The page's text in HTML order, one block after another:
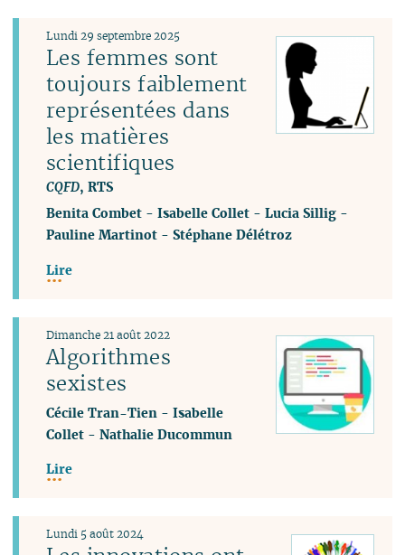
Les femmes sont
toujours faiblement
représentées dans
les matières
scientifiques
CQFD, RTS
Lundi 29 septembre 2025
Benita Combet -Isabelle Collet -Lucia Sillig -
Pauline Martinot -Stéphane Délétroz
Lire
Algorithmes
sexistes
Dimanche 21 août 2022
Cécile Tran-Tien -Isabelle
Collet -Nathalie Ducommun
Lire
Lundi 5 août 2024